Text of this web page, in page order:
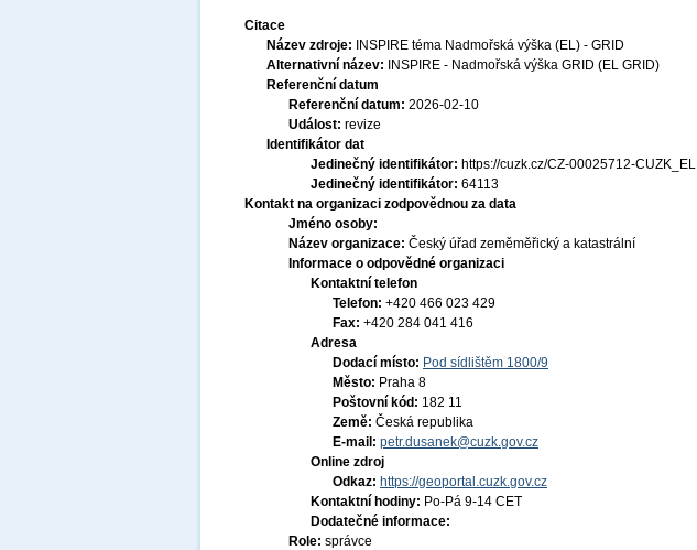
Citace
Název zdroje:
INSPIRE téma Nadmořská výška (EL) - GRID
Alternativní název:
INSPIRE - Nadmořská výška GRID (EL GRID)
Referenční datum
Referenční datum: 2026-02-10
Událost: revize
Identifikátor dat
Jedinečný identifikátor: https://cuzk.cz/CZ-00025712-CUZK_EL
Jedinečný identifikátor: 64113
Kontakt na organizaci zodpovědnou za data
Jméno osoby:
Název organizace: Český úřad zeměměřický a katastrální
Informace o odpovědné organizaci
Kontaktní telefon
Telefon: +420 466 023 429
Fax: +420 284 041 416
Adresa
Dodací místo: Pod sídlištěm 1800/9
Město: Praha 8
Poštovní kód: 182 11
Země: Česká republika
E-mail: petr.dusanek@cuzk.gov.cz
Online zdroj
Odkaz: https://geoportal.cuzk.gov.cz
Kontaktní hodiny: Po-Pá 9-14 CET
Dodatečné informace:
Role: správce